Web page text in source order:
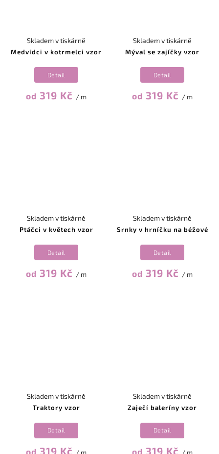
Medvídci v kotrmelci vzor
Skladem v tiskárně
od 319 Kč / m
Detail
Mýval se zajíčky vzor
Skladem v tiskárně
od 319 Kč / m
Detail
Ptáčci v květech vzor
Skladem v tiskárně
od 319 Kč / m
Detail
Srnky v hrníčku na béžové
Skladem v tiskárně
od 319 Kč / m
Detail
Traktory vzor
Skladem v tiskárně
od 319 Kč / m
Detail
Zaječí baleríny vzor
Skladem v tiskárně
od 319 Kč / m
Detail